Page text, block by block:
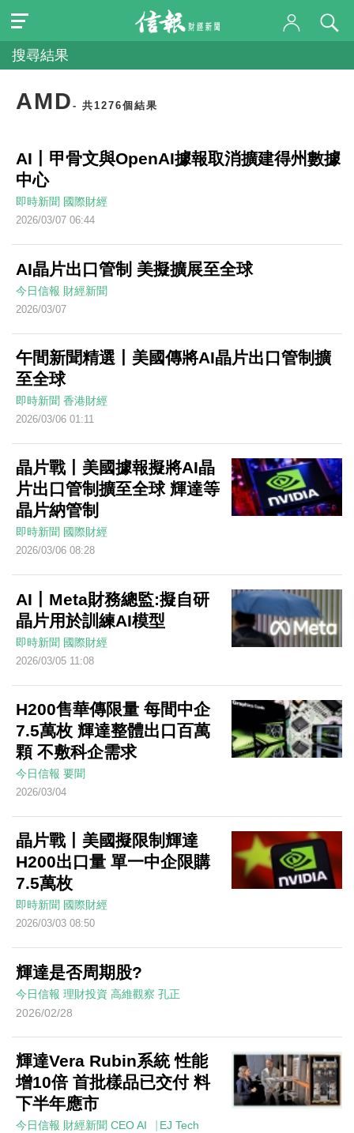
搜尋結果
AMD - 共1276個結果
AI丨甲骨文與OpenAI據報取消擴建得州數據
中心
即時新聞 國際財經
2026/03/07 06:44
AI晶片出口管制 美擬擴展至全球
今日信報 財經新聞
2026/03/07
午間新聞精選丨美國傳將AI晶片出口管制擴
至全球
即時新聞 香港財經
2026/03/06 01:11
晶片戰丨美國據報擬將AI晶
片出口管制擴至全球 輝達等
晶片納管制
即時新聞 國際財經
2026/03/06 08:28
AI丨Meta財務總監:擬自研
晶片用於訓練AI模型
即時新聞 國際財經
2026/03/05 11:08
H200售華傳限量 每間中企
7.5萬枚 輝達整體出口百萬
顆 不敷科企需求
今日信報 要聞
2026/03/04
晶片戰丨美國擬限制輝達
H200出口量 單一中企限購
7.5萬枚
即時新聞 國際財經
2026/03/03 08:50
輝達是否周期股?
今日信報 理財投資 高維觀察 孔正
2026/02/28
輝達Vera Rubin系統 性能
增10倍 首批樣品已交付 料
下半年應市
今日信報 財經新聞 CEO AI⎹ EJ Tech